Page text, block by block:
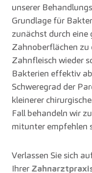
unserer
Grundlage für
zunächst durch eine
Zahnoberflächen zu
Zahnfleisch wieder
Bakterien effektiv
Schweregrad der
kleinerer
Fall behandeln wir
mitunter empfehlen
Verlassen Sie sich
Ihrer